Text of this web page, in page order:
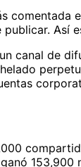
Así
canal de